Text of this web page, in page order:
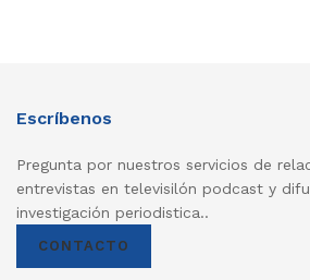
Escríbenos
Pregunta por nuestros servicios de
entrevistas en televisilón podcast y
investigación periodistica..
CONTACTO